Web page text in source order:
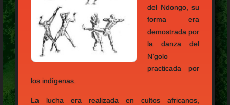
del Ndongo, su
forma era
demostrada por
la danza del
N’golo
practicada por
los indígenas.
La lucha era realizada en cultos africanos,